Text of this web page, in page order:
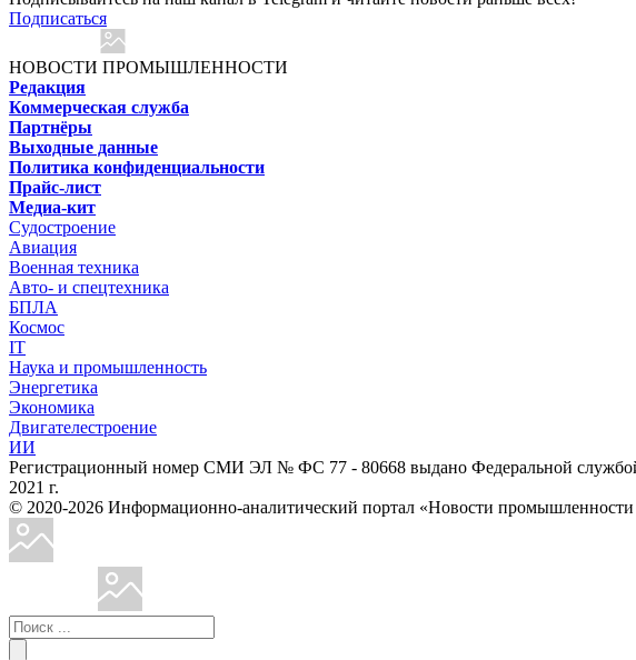
Подписаться
НОВОСТИ ПРОМЫШЛЕННОСТИ
Редакция
Коммерческая служба
Партнёры
Выходные данные
Политика конфиденциальности
Прайс-лист
Медиа-кит
Судостроение
Авиация
Военная техника
Авто- и спецтехника
БПЛА
Космос
IT
Наука и промышленность
Энергетика
Экономика
Двигателестроение
ИИ
Регистрационный номер СМИ ЭЛ № ФС 77 - 80668 выдано Федеральной службой
2021 г.
© 2020-2026 Информационно-аналитический портал «Новости